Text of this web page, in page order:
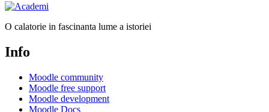
O calatorie in fascinanta lume a istoriei
Info
Moodle community
Moodle free support
Moodle development
Moodle Docs